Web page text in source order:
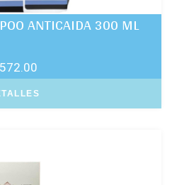
ANTICAIDA 300 ML